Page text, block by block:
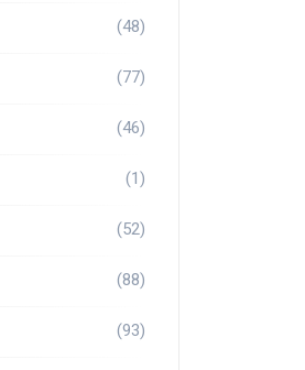
(48)
(77)
(46)
(1)
(52)
(88)
(93)